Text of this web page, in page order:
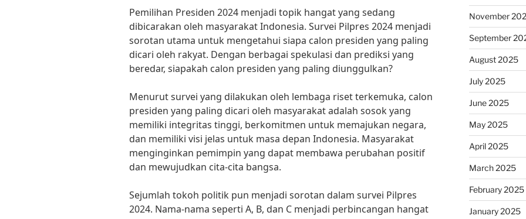
Pemilihan Presiden 2024 menjadi topik hangat yang sedang
dibicarakan oleh masyarakat Indonesia. Survei Pilpres 2024 menjadi
sorotan utama untuk mengetahui siapa calon presiden yang paling
dicari oleh rakyat. Dengan berbagai spekulasi dan prediksi yang
beredar, siapakah calon presiden yang paling diunggulkan?
Menurut survei yang dilakukan oleh lembaga riset terkemuka, calon
presiden yang paling dicari oleh masyarakat adalah sosok yang
memiliki integritas tinggi, berkomitmen untuk memajukan negara,
dan memiliki visi jelas untuk masa depan Indonesia. Masyarakat
menginginkan pemimpin yang dapat membawa perubahan positif
dan mewujudkan cita-cita bangsa.
Sejumlah tokoh politik pun menjadi sorotan dalam survei Pilpres
2024. Nama-nama seperti A, B, dan C menjadi perbincangan hangat
November
September
August 2025
July 2025
June 2025
May 2025
April 2025
March 2025
February 2025
January 2025